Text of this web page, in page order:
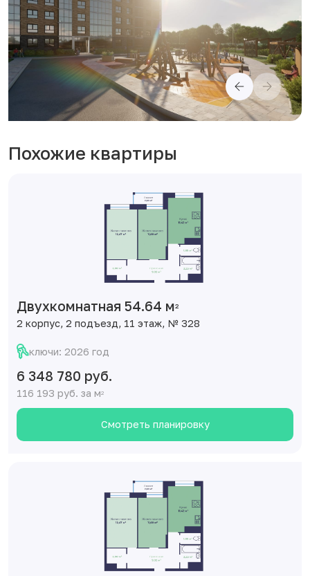
Похожие квартиры
Двухкомнатная 54.64 м2
2 корпус, 2 подъезд, 11 этаж, № 328
ключи: 2026 год
6 348 780 руб.
116 193 руб. за м2
Смотреть планировку